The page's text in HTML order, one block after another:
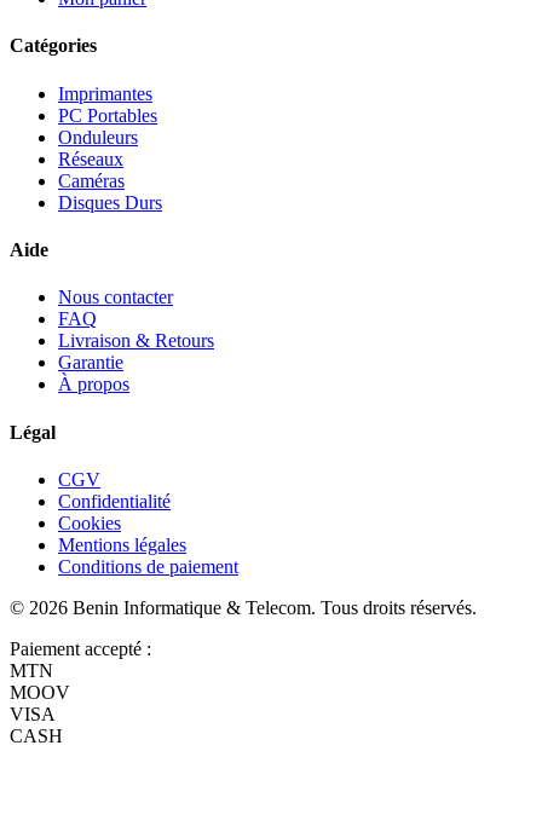
Catégories
Imprimantes
PC Portables
Onduleurs
Réseaux
Caméras
Disques Durs
Aide
Nous contacter
FAQ
Livraison & Retours
Garantie
À propos
Légal
CGV
Confidentialité
Cookies
Mentions légales
Conditions de paiement
© 2026 Benin Informatique & Telecom. Tous droits réservés.
Paiement accepté :
MTN
MOOV
VISA
CASH